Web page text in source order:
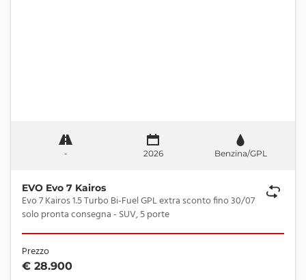
- 2026 Benzina/GPL
EVO Evo 7 Kairos
Evo 7 Kairos 1.5 Turbo Bi-Fuel GPL extra sconto fino 30/07
solo pronta consegna - SUV, 5 porte
Prezzo
€ 28.900